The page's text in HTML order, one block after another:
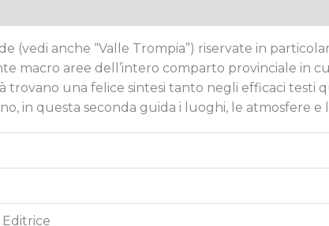
anche “Valle Trompia”) riservate in
macro aree dell’intero comparto provinciale in
trovano una felice sintesi tanto negli efficaci testi
in questa seconda guida i luoghi, le atmosfere e
Editrice